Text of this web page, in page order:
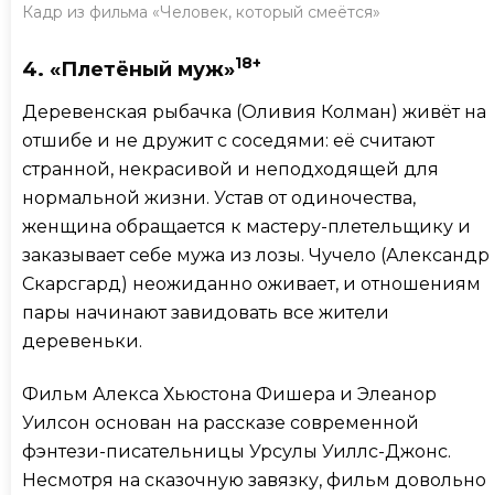
Кадр из фильма «Человек, который смеётся»
4. «Плетёный муж»18+
Деревенская рыбачка (Оливия Колман) живёт на
отшибе и не дружит с соседями: её считают
странной, некрасивой и неподходящей для
нормальной жизни. Устав от одиночества,
женщина обращается к мастеру-плетельщику и
заказывает себе мужа из лозы. Чучело (Александр
Скарсгард) неожиданно оживает, и отношениям
пары начинают завидовать все жители
деревеньки.
Фильм Алекса Хьюстона Фишера и Элеанор
Уилсон основан на рассказе современной
фэнтези-писательницы Урсулы Уиллс-Джонс.
Несмотря на сказочную завязку, фильм довольно